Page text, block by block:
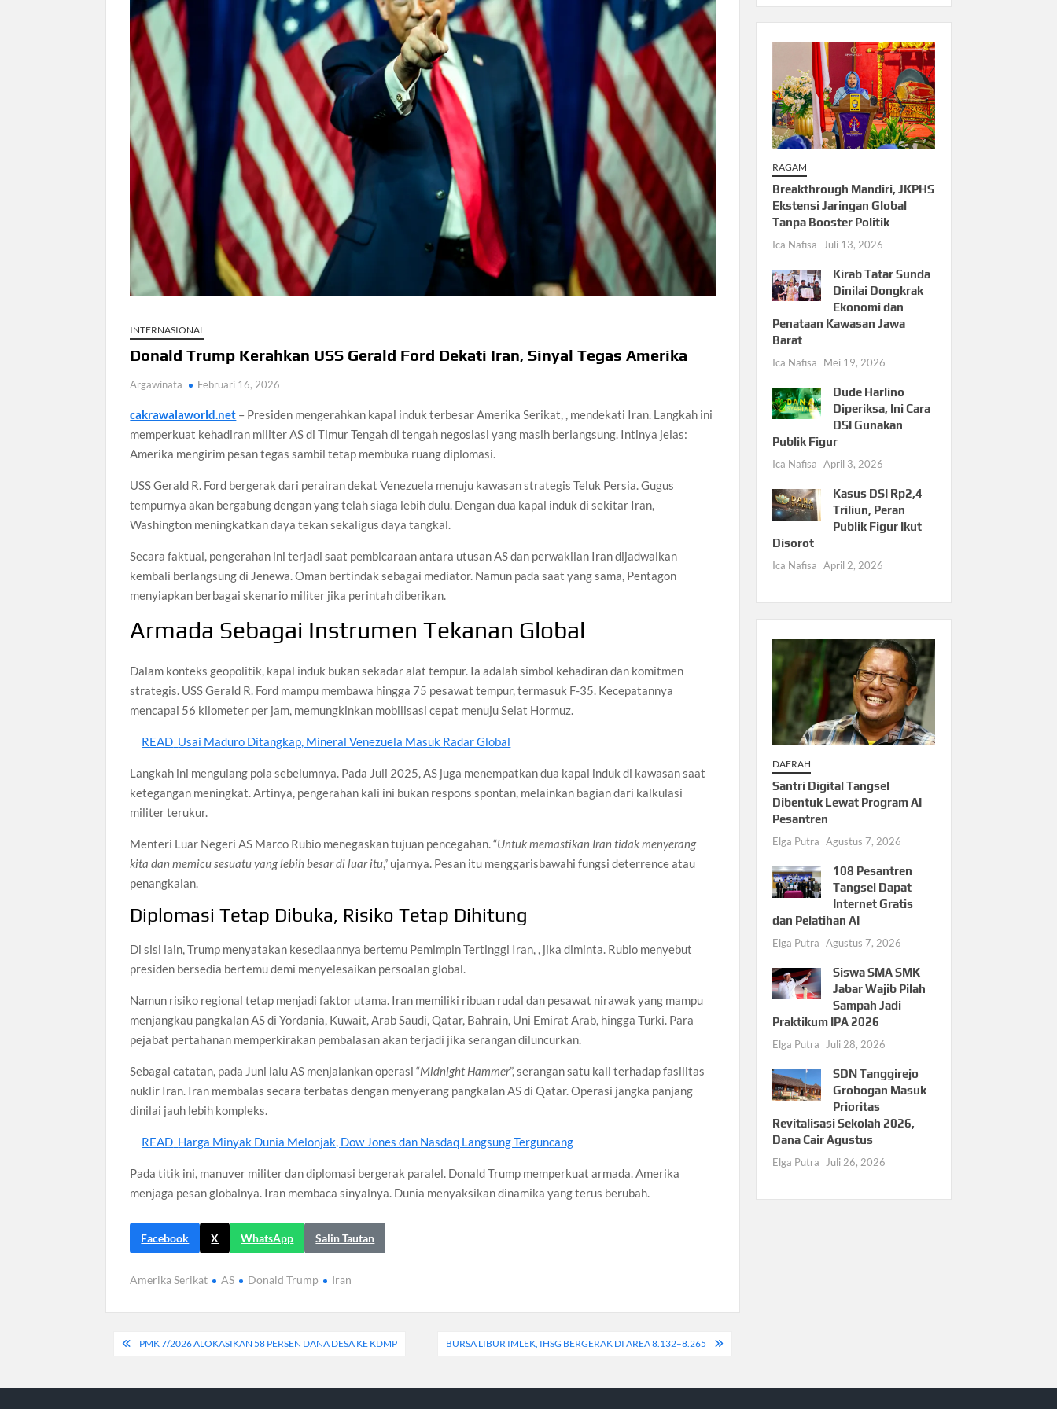
Dokter Ungkap Dampak Padel pada Cedera Kaki 2026
Sidang MK Bahas Tanggung Jawab Maskapai Saat Delay
Box Office Hollywood 2026 Tembus 4 Film Rp18 Triliun
INTERNASIONAL
Donald Trump Kerahkan USS Gerald Ford Dekati Iran, Sinyal Tegas Amerika
Argawinata Februari 16, 2026
cakrawalaworld.net – Presiden mengerahkan kapal induk terbesar Amerika Serikat, , mendekati Iran. Langkah ini
memperkuat kehadiran militer AS di Timur Tengah di tengah negosiasi yang masih berlangsung. Intinya jelas:
Amerika mengirim pesan tegas sambil tetap membuka ruang diplomasi.
USS Gerald R. Ford bergerak dari perairan dekat Venezuela menuju kawasan strategis Teluk Persia. Gugus
tempurnya akan bergabung dengan yang telah siaga lebih dulu. Dengan dua kapal induk di sekitar Iran,
Washington meningkatkan daya tekan sekaligus daya tangkal.
Secara faktual, pengerahan ini terjadi saat pembicaraan antara utusan AS dan perwakilan Iran dijadwalkan
kembali berlangsung di Jenewa. Oman bertindak sebagai mediator. Namun pada saat yang sama, Pentagon
menyiapkan berbagai skenario militer jika perintah diberikan.
Armada Sebagai Instrumen Tekanan Global
Dalam konteks geopolitik, kapal induk bukan sekadar alat tempur. Ia adalah simbol kehadiran dan komitmen
strategis. USS Gerald R. Ford mampu membawa hingga 75 pesawat tempur, termasuk F-35. Kecepatannya
mencapai 56 kilometer per jam, memungkinkan mobilisasi cepat menuju Selat Hormuz.
READ Usai Maduro Ditangkap, Mineral Venezuela Masuk Radar Global
Langkah ini mengulang pola sebelumnya. Pada Juli 2025, AS juga menempatkan dua kapal induk di kawasan saat
ketegangan meningkat. Artinya, pengerahan kali ini bukan respons spontan, melainkan bagian dari kalkulasi
militer terukur.
Menteri Luar Negeri AS Marco Rubio menegaskan tujuan pencegahan. “Untuk memastikan Iran tidak menyerang
kita dan memicu sesuatu yang lebih besar di luar itu,” ujarnya. Pesan itu menggarisbawahi fungsi deterrence atau
penangkalan.
Diplomasi Tetap Dibuka, Risiko Tetap Dihitung
Di sisi lain, Trump menyatakan kesediaannya bertemu Pemimpin Tertinggi Iran, , jika diminta. Rubio menyebut
presiden bersedia bertemu demi menyelesaikan persoalan global.
Namun risiko regional tetap menjadi faktor utama. Iran memiliki ribuan rudal dan pesawat nirawak yang mampu
menjangkau pangkalan AS di Yordania, Kuwait, Arab Saudi, Qatar, Bahrain, Uni Emirat Arab, hingga Turki. Para
pejabat pertahanan memperkirakan pembalasan akan terjadi jika serangan diluncurkan.
Sebagai catatan, pada Juni lalu AS menjalankan operasi “Midnight Hammer”, serangan satu kali terhadap fasilitas
nuklir Iran. Iran membalas secara terbatas dengan menyerang pangkalan AS di Qatar. Operasi jangka panjang
dinilai jauh lebih kompleks.
READ Harga Minyak Dunia Melonjak, Dow Jones dan Nasdaq Langsung Terguncang
Pada titik ini, manuver militer dan diplomasi bergerak paralel. Donald Trump memperkuat armada. Amerika
menjaga pesan globalnya. Iran membaca sinyalnya. Dunia menyaksikan dinamika yang terus berubah.
Facebook X WhatsApp Salin Tautan
Amerika Serikat AS Donald Trump Iran
Navigasi
PMK 7/2026 ALOKASIKAN 58 PERSEN DANA DESA KE KDMP BURSA LIBUR IMLEK, IHSG BERGERAK DI AREA 8.132–8.265
RAGAM
Breakthrough Mandiri, JKPHS
Ekstensi Jaringan Global
Tanpa Booster Politik
Ica Nafisa Juli 13, 2026
Kirab Tatar Sunda
Dinilai Dongkrak
Ekonomi dan
Penataan Kawasan Jawa
Barat
Ica Nafisa Mei 19, 2026
Dude Harlino
Diperiksa, Ini Cara
DSI Gunakan
Publik Figur
Ica Nafisa April 3, 2026
Kasus DSI Rp2,4
Triliun, Peran
Publik Figur Ikut
Disorot
Ica Nafisa April 2, 2026
DAERAH
Santri Digital Tangsel
Dibentuk Lewat Program AI
Pesantren
Elga Putra Agustus 7, 2026
108 Pesantren
Tangsel Dapat
Internet Gratis
dan Pelatihan AI
Elga Putra Agustus 7, 2026
Siswa SMA SMK
Jabar Wajib Pilah
Sampah Jadi
Praktikum IPA 2026
Elga Putra Juli 28, 2026
SDN Tanggirejo
Grobogan Masuk
Prioritas
Revitalisasi Sekolah 2026,
Dana Cair Agustus
Elga Putra Juli 26, 2026